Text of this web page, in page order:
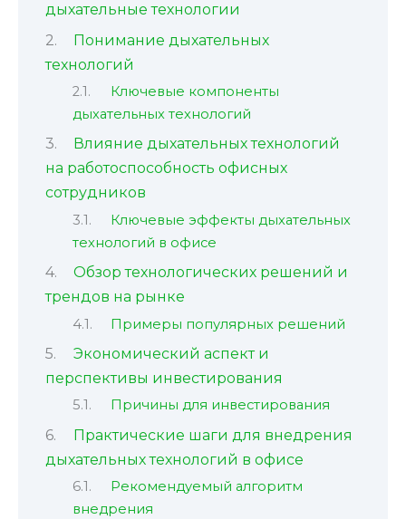
дыхательные технологии
Понимание дыхательных
технологий
Ключевые компоненты
дыхательных технологий
Влияние дыхательных технологий
на работоспособность офисных
сотрудников
Ключевые эффекты дыхательных
технологий в офисе
Обзор технологических решений и
трендов на рынке
Примеры популярных решений
Экономический аспект и
перспективы инвестирования
Причины для инвестирования
Практические шаги для внедрения
дыхательных технологий в офисе
Рекомендуемый алгоритм
внедрения